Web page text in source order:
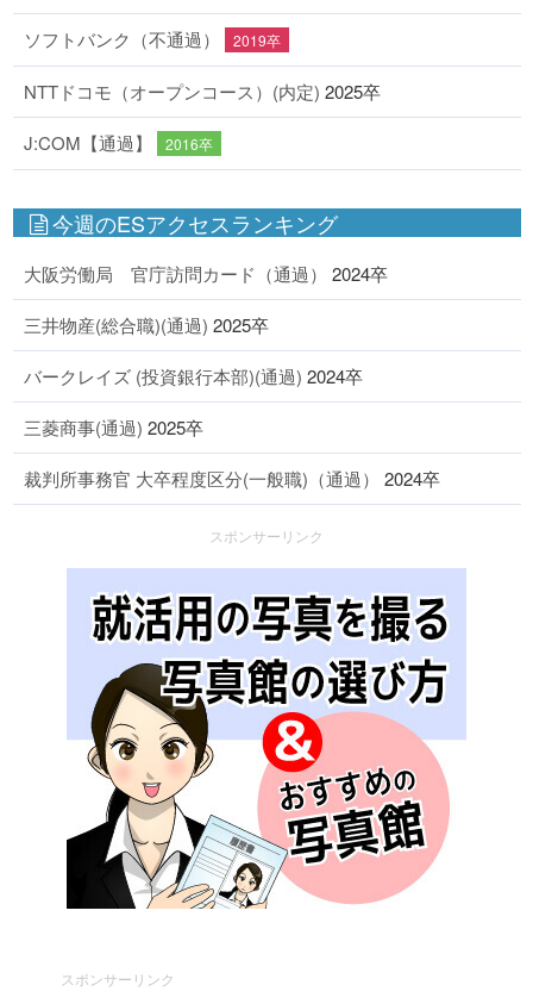
ソフトバンク（不通過） 2019卒
NTTドコモ（オープンコース）(内定) 2025卒
J:COM【通過】 2016卒
今週のESアクセスランキング
大阪労働局 官庁訪問カード（通過） 2024卒
三井物産(総合職)(通過) 2025卒
バークレイズ (投資銀行本部)(通過) 2024卒
三菱商事(通過) 2025卒
裁判所事務官 大卒程度区分(一般職)（通過） 2024卒
スポンサーリンク
スポンサーリンク